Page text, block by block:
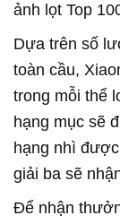
ảnh lọt Top
Dựa trên số
toàn cầu,
trong mỗi thể
hạng mục sẽ
hạng nhì
giải ba sẽ
Để nhận